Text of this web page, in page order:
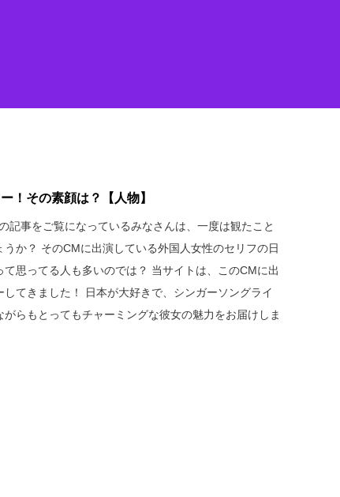
！その素顔は？【人物】
記事をご覧になっているみなさんは、一度は観たこと
か？ そのCMに出演している外国人女性のセリフの日
思ってる人も多いのでは？ 当サイトは、このCMに出
てきました！ 日本が大好きで、シンガーソングライ
らもとってもチャーミングな彼女の魅力をお届けしま